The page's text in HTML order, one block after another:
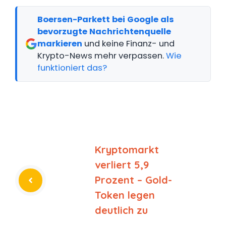
Boersen-Parkett bei Google als
bevorzugte Nachrichtenquelle
markieren und keine Finanz- und
Krypto-News mehr verpassen.Wie
funktioniert das?
Kryptomarkt
verliert 5,9
Prozent – Gold-
Token legen
deutlich zu